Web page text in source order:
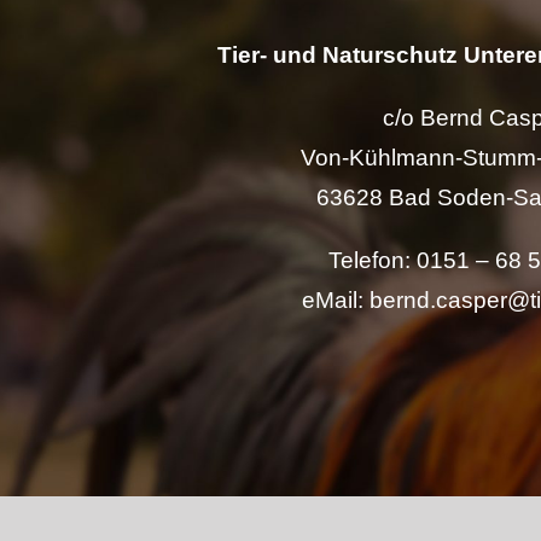
Tier- und Naturschutz
c/o Bernd
Von-Kühlmann-
63628 Bad Soden-
Telefon: 0151 – 68
eMail: